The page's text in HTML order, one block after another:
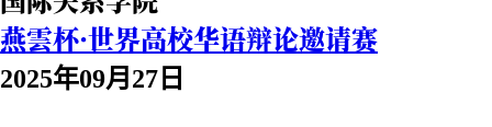
燕雲杯·世界高校华语辩论邀请赛
2025年09月27日